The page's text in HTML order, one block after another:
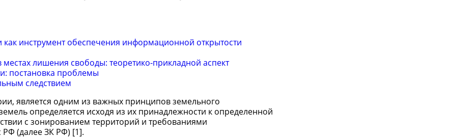
инструмент обеспечения информационной открытости
лишения свободы: теоретико-прикладной аспект
постановка проблемы
следствием
является одним из важных принципов земельного
определяется исходя из их принадлежности к определенной
с зонированием территорий и требованиями
РФ (далее ЗК РФ) [1].